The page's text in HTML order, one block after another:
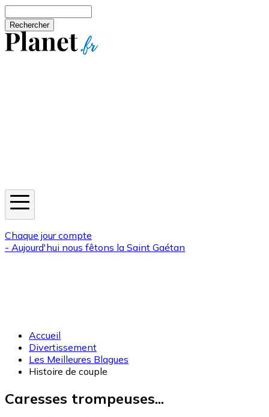
Chaque jour compte
- Aujourd'hui nous fêtons la Saint Gaétan
Accueil
Divertissement
Les Meilleures Blagues
Histoire de couple
Caresses trompeuses...